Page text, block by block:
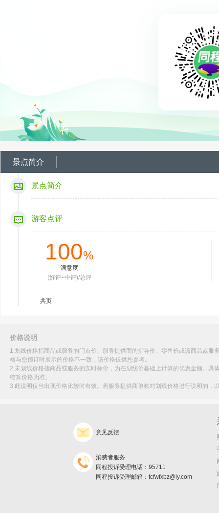
景点简介
景点简介
游客点评
100%
满意度
(好评+中评)/总评
共页
价格说明
1.划线价格指商品或服务的门市价、服务提供商的指导价、零售价或该商品或
格与您预订时展示的价格不一致，该价格仅供您参考。
2.未划线价格指商品或服务的实时标价，为在划线价基础上计算的优惠金额。
结算价格为准。
3.此说明仅当出现价格比较时有效。若服务提供商单独对划线价格进行说明的
意见反馈
消费者服务
同程投诉受理电话：95711
同程投诉受理邮箱：tcfwfxbz@ly.com